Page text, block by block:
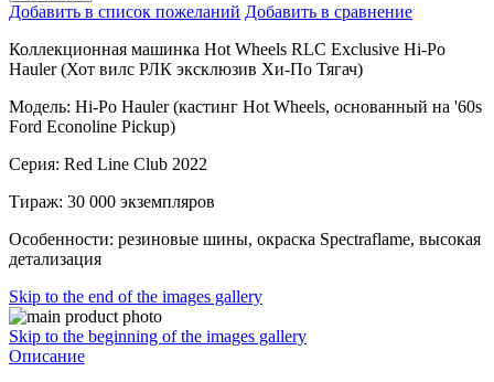
Добавить в список пожеланий Добавить в сравнение
Коллекционная машинка Hot Wheels RLC Exclusive Hi-Po
Hauler (Хот вилс РЛК эксклюзив Хи-По Тягач)
Модель: Hi-Po Hauler (кастинг Hot Wheels, основанный на '60s
Ford Econoline Pickup)
Серия: Red Line Club 2022
Тираж: 30 000 экземпляров
Особенности: резиновые шины, окраска Spectraflame, высокая
детализация
Skip to the end of the images gallery
Skip to the beginning of the images gallery
Описание